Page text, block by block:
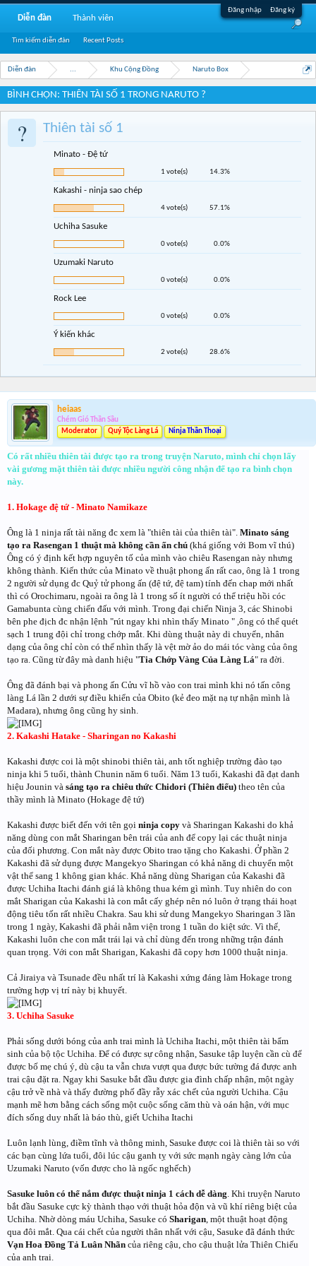
Đăng nhập Đăng ký
Diễn đàn ... Khu Cộng Đồng Naruto Box
BÌNH CHỌN: THIÊN TÀI SỐ 1 TRONG NARUTO ?
? Thiên tài số 1
Minato - Đệ tứ
1 vote(s) 14.3%
Kakashi - ninja sao chép
4 vote(s) 57.1%
Uchiha Sasuke
0 vote(s) 0.0%
Uzumaki Naruto
0 vote(s) 0.0%
Rock Lee
0 vote(s) 0.0%
Ý kiến khác
2 vote(s) 28.6%
heiaas
Chém Gió Thần Sầu
Moderator
Quý Tộc Làng Lá Ninja Thần Thoại
Có rất nhiều thiên tài được tạo ra trong truyện Naruto, mình chỉ chọn lấy
vài gương mặt thiên tài được nhiều người công nhận để tạo ra bình chọn
này.
1. Hokage đệ tứ - Minato Namikaze
Ông là 1 ninja rất tài năng đc xem là "thiên tài của thiên tài". Minato sáng
tạo ra Rasengan 1 thuật mà không cần ấn chú (khá giống với Bom vĩ thú)
Ông có ý định kết hợp nguyên tố của mình vào chiêu Rasengan này nhưng
không thành. Kiến thức của Minato về thuật phong ấn rất cao, ông là 1 trong
2 người sử dụng đc Quỷ tử phong ấn (đệ tứ, đệ tam) tính đến chap mới nhất
thì có Orochimaru, ngoài ra ông là 1 trong số ít người có thể triệu hồi cóc
Gamabunta cùng chiến đấu với mình. Trong đại chiến Ninja 3, các Shinobi
bên phe địch đc nhận lệnh "rút ngay khi nhìn thấy Minato " ,ông có thể quét
sạch 1 trung đội chỉ trong chớp mắt. Khi dùng thuật này di chuyển, nhân
dạng của ông chỉ còn có thể nhìn thấy là vệt mờ ảo do mái tóc vàng của ông
tạo ra. Cũng từ đây mà danh hiệu "Tia Chớp Vàng Của Làng Lá" ra đời.
Ông đã đánh bại và phong ấn Cửu vĩ hồ vào con trai mình khi nó tấn công
làng Lá lần 2 dưới sự điều khiển của Obito (kẻ đeo mặt nạ tự nhận mình là
Madara), nhưng ông cũng hy sinh.
2. Kakashi Hatake - Sharingan no Kakashi
Kakashi được coi là một shinobi thiên tài, anh tốt nghiệp trường đào tạo
ninja khi 5 tuổi, thành Chunin năm 6 tuổi. Năm 13 tuổi, Kakashi đã đạt danh
hiệu Jounin và sáng tạo ra chiêu thức Chidori (Thiên điểu) theo tên của
thầy mình là Minato (Hokage đệ tứ)
Kakashi được biết đến với tên gọi ninja copy và Sharingan Kakashi do khả
năng dùng con mắt Sharingan bên trái của anh để copy lại các thuật ninja
của đối phương. Con mắt này được Obito trao tặng cho Kakashi. Ở phần 2
Kakashi đã sử dụng được Mangekyo Sharingan có khả năng di chuyển một
vật thể sang 1 không gian khác. Khả năng dùng Sharigan của Kakashi đã
được Uchiha Itachi đánh giá là không thua kém gì mình. Tuy nhiên do con
mắt Sharigan của Kakashi là con mắt cấy ghép nên nó luôn ở trạng thái hoạt
động tiêu tốn rất nhiều Chakra. Sau khi sử dung Mangekyo Sharingan 3 lần
trong 1 ngày, Kakashi đã phải nằm viện trong 1 tuần do kiệt sức. Vì thế,
Kakashi luôn che con mắt trái lại và chỉ dùng đến trong những trận đánh
quan trọng. Với con mắt Sharigan, Kakashi đã copy hơn 1000 thuật ninja.
Cả Jiraiya và Tsunade đều nhất trí là Kakashi xứng đáng làm Hokage trong
trường hợp vị trí này bị khuyết.
3. Uchiha Sasuke
Phải sống dưới bóng của anh trai mình là Uchiha Itachi, một thiên tài bẩm
sinh của bộ tộc Uchiha. Để có được sự công nhận, Sasuke tập luyện cần cù để
được bố mẹ chú ý, dù cậu ta vẫn chưa vượt qua được bức tường đá được anh
trai cậu đặt ra. Ngay khi Sasuke bắt đầu được gia đình chấp nhận, một ngày
cậu trở về nhà và thấy đường phố đầy rẫy xác chết của người Uchiha. Cậu
mạnh mẽ hơn bằng cách sống một cuộc sống căm thù và oán hận, với mục
đích sống duy nhất là báo thù, giết Uchiha Itachi
Luôn lạnh lùng, điềm tĩnh và thông minh, Sasuke được coi là thiên tài so với
các bạn cùng lứa tuổi, đôi lúc cậu ganh tỵ với sức mạnh ngày càng lớn của
Uzumaki Naruto (vốn được cho là ngốc nghếch)
Sasuke luôn có thể nắm được thuật ninja 1 cách dễ dàng. Khi truyện Naruto
bắt đầu Sasuke cực kỳ thành thạo với thuật hỏa độn và vũ khí riêng biệt của
Uchiha. Nhờ dòng máu Uchiha, Sasuke có Sharigan, một thuật hoạt động
qua đôi mắt. Qua cái chết của người thân nhất với cậu, Sasuke đã đánh thức
Vạn Hoa Đồng Tả Luân Nhãn của riêng cậu, cho cậu thuật lửa Thiên Chiếu
của anh trai.
Diễn đàn
Tìm kiếm diễn đàn Recent Posts
Thành viên